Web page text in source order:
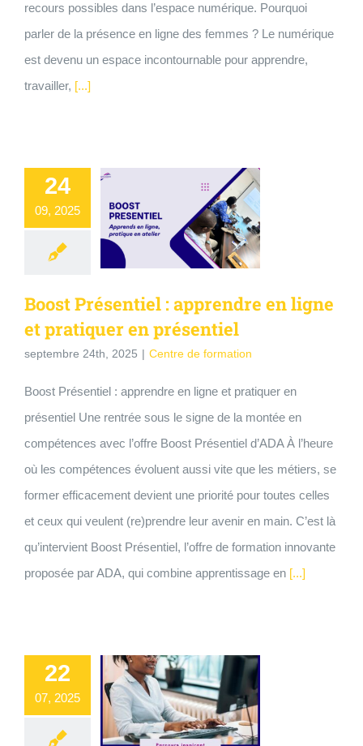
recours possibles dans l’espace numérique. Pourquoi
parler de la présence en ligne des femmes ? Le numérique
est devenu un espace incontournable pour apprendre,
travailler, [...]
24
09, 2025
Boost Présentiel : apprendre en ligne
et pratiquer en présentiel
septembre 24th, 2025 | Centre de formation
Boost Présentiel : apprendre en ligne et pratiquer en
présentiel Une rentrée sous le signe de la montée en
compétences avec l’offre Boost Présentiel d’ADA À l’heure
où les compétences évoluent aussi vite que les métiers, se
former efficacement devient une priorité pour toutes celles
et ceux qui veulent (re)prendre leur avenir en main. C’est là
qu’intervient Boost Présentiel, l’offre de formation innovante
proposée par ADA, qui combine apprentissage en[...]
22
07, 2025